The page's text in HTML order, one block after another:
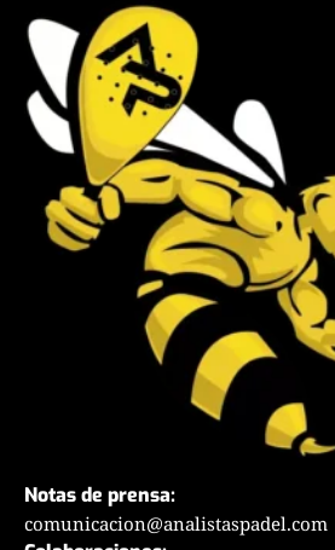
Notas de prensa:
comunicacion@analistaspadel.com